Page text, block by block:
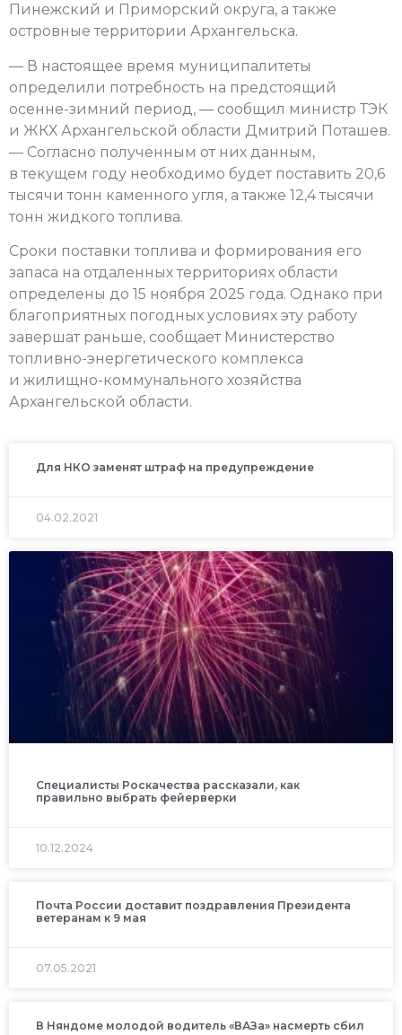
Пинежский и Приморский округа, а также
островные территории Архангельска.
— В настоящее время муниципалитеты
определили потребность на предстоящий
осенне-зимний период, — сообщил министр ТЭК
и ЖКХ Архангельской области Дмитрий Поташев.
— Согласно полученным от них данным,
в текущем году необходимо будет поставить 20,6
тысячи тонн каменного угля, а также 12,4 тысячи
тонн жидкого топлива.
Сроки поставки топлива и формирования его
запаса на отдаленных территориях области
определены до 15 ноября 2025 года. Однако при
благоприятных погодных условиях эту работу
завершат раньше, сообщает Министерство
топливно-энергетического комплекса
и жилищно-коммунального хозяйства
Архангельской области.
Для НКО заменят штраф на предупреждение
04.02.2021
Специалисты Роскачества рассказали, как
правильно выбрать фейерверки
10.12.2024
Почта России доставит поздравления Президента
ветеранам к 9 мая
07.05.2021
В Няндоме молодой водитель «ВАЗа» насмерть сбил